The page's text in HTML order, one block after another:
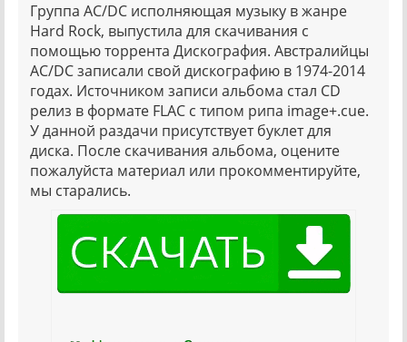
Группа AC/DC исполняющая музыку в жанре
Hard Rock, выпустила для скачивания с
помощью торрента Дискография. Австралийцы
AC/DC записали свой дискографию в 1974-2014
годах. Источником записи альбома стал CD
релиз в формате FLAC с типом рипа image+.cue.
У данной раздачи присутствует буклет для
диска. После скачивания альбома, оцените
пожалуйста материал или прокомментируйте,
мы старались.